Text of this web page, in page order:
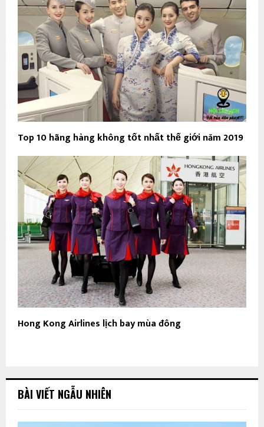
Top 10 hãng hàng không tốt nhất thế giới năm 2019
Hong Kong Airlines lịch bay mùa đông
BÀI VIẾT NGẪU NHIÊN